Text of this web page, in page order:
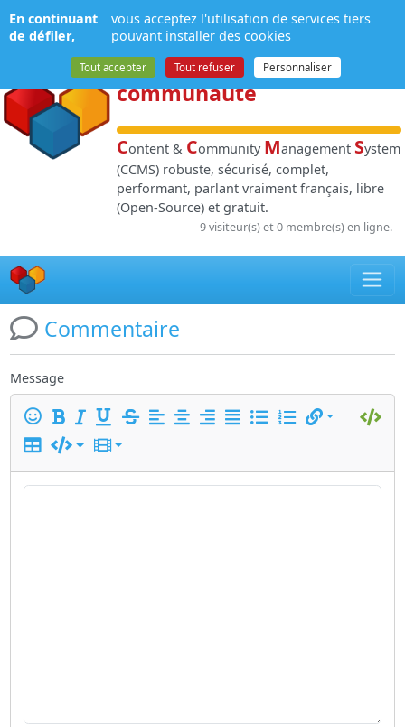
NPDS:Gestion de
contenuet de
communauté
Content & Community Management System
(CCMS) robuste, sécurisé, complet,
performant, parlant vraiment français, libre
(Open-Source) et gratuit.
9 visiteur(s) et 0 membre(s) en ligne.
Commentaire
Message
Panneau de gestion des cookies
En continuant
de défiler,
vous acceptez l'utilisation de services tiers
pouvant installer des cookies
Tout accepter Tout refuser Personnaliser